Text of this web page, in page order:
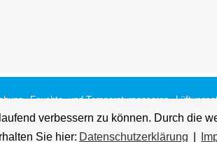
verbessern zu können. Durch die
Sie hier: Datenschutzerklärung
Feuchte- und Temperatursensoren